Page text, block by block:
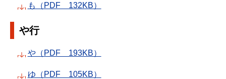
も（PDF 132KB）
や行
や（PDF 193KB）
ゆ（PDF 105KB）